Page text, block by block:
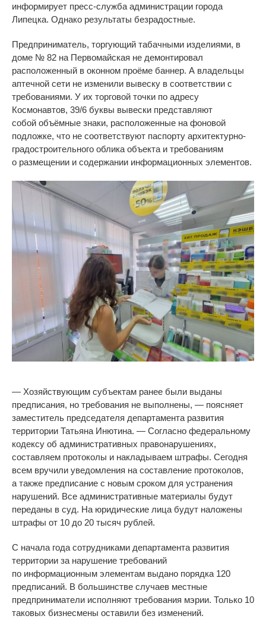
информирует пресс-служба администрации города
Липецка. Однако результаты безрадостные.
Предприниматель, торгующий табачными изделиями, в
доме № 82 на Первомайская не демонтировал
расположенный в оконном проёме баннер. А владельцы
аптечной сети не изменили вывеску в соответствии с
требованиями. У их торговой точки по адресу
Космонавтов, 39/6 буквы вывески представляют
собой объёмные знаки, расположенные на фоновой
подложке, что не соответствуют паспорту архитектурно-
градостроительного облика объекта и требованиям
о размещении и содержании информационных элементов.
— Хозяйствующим субъектам ранее были выданы
предписания, но требования не выполнены, — поясняет
заместитель председателя департамента развития
территории Татьяна Инютина. — Согласно федеральному
кодексу об административных правонарушениях,
составляем протоколы и накладываем штрафы. Сегодня
всем вручили уведомления на составление протоколов,
а также предписание с новым сроком для устранения
нарушений. Все административные материалы будут
переданы в суд. На юридические лица будут наложены
штрафы от 10 до 20 тысяч рублей.
С начала года сотрудниками департамента развития
территории за нарушение требований
по информационным элементам выдано порядка 120
предписаний. В большинстве случаев местные
предприниматели исполняют требования мэрии. Только 10
таковых бизнесмены оставили без изменений.